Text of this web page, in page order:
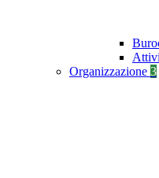
Organizzazione 3